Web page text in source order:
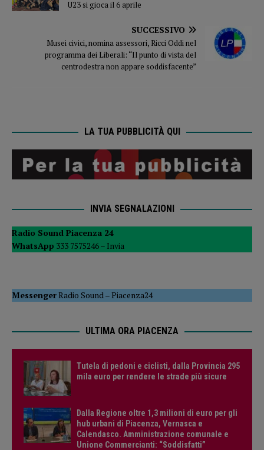
U23 si gioca il 6 aprile
SUCCESSIVO
Musei civici, nomina assessori, Ricci Oddi nel
programma dei Liberali: “Il punto di vista del
centrodestra non appare soddisfacente”
LA TUA PUBBLICITÀ QUI
INVIA SEGNALAZIONI
Radio Sound Piacenza 24
WhatsApp 333 7575246 – Invia
MessengerRadio Sound –Piacenza24
ULTIMA ORA PIACENZA
Tutela di pedoni e ciclisti, dalla Provincia 295
mila euro per rendere le strade più sicure
Dalla Regione oltre 1,3 milioni di euro per gli
hub urbani di Piacenza, Vernasca e
Calendasco. Amministrazione comunale e
Unione Commercianti: “Soddisfatti”